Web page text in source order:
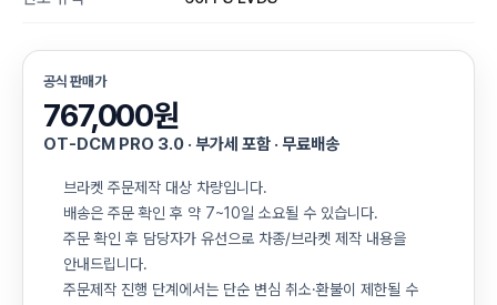
공식 판매가
767,000원
OT-DCM PRO 3.0 · 부가세 포함 · 무료배송
브라켓 주문제작 대상 차량입니다.
배송은 주문 확인 후 약 7~10일 소요될 수 있습니다.
주문 확인 후 담당자가 유선으로 차종/브라켓 제작 내용을
안내드립니다.
주문제작 진행 단계에서는 단순 변심 취소·환불이 제한될 수